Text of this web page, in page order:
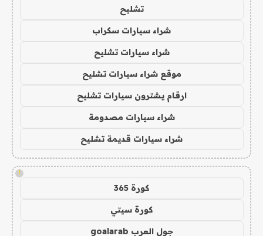
تشليح
شراء سيارات سكراب
شراء سيارات تشليح
موقع شراء سيارات تشليح
ارقام يشترون سيارات تشليح
شراء سيارات مصدومة
شراء سيارات قديمة تشليح
!
كورة 365
كورة سيتي
جول العرب goalarab